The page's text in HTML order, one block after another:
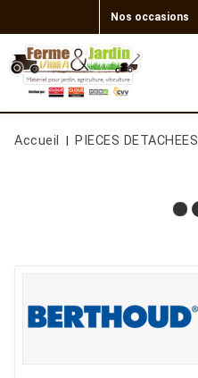
Nos occasions
Accueil PIECES DETACHEES